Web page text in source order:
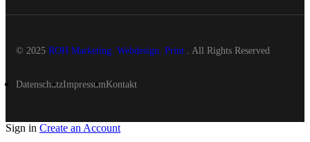
© 2025 ROH Marketing. Webdesign. Print.. All Rights Reserved
DatenschutzImpressumKontakt
Sign in Create an Account